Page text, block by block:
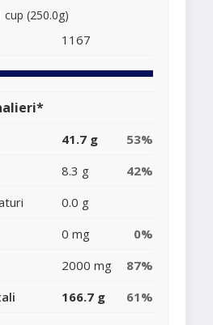
cup (250.0g)
1167
41.7 g
53%
8.3 g
42%
0.0 g
0 mg
0%
2000 mg
87%
166.7 g
61%